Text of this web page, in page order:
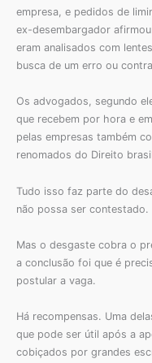
empresa, e pedidos de
ex-desembargador
eram analisados com
busca de um erro ou
Os advogados, segundo
que recebem por hora e
pelas empresas também
renomados do Direito
Tudo isso faz parte do
não possa ser contestado.
Mas o desgaste cobra o
a conclusão foi que é
postular a vaga.
Há recompensas. Uma
que pode ser útil após a
cobiçados por grandes